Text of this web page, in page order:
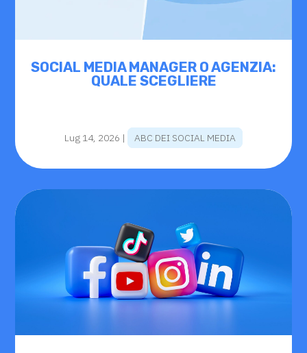
SOCIAL MEDIA MANAGER O AGENZIA:
QUALE SCEGLIERE
Lug 14, 2026 | ABC DEI SOCIAL MEDIA